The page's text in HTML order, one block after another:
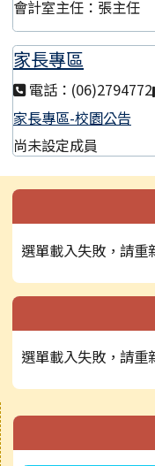
會計室主任：張主任
家長專區
電話：(06)2794772
家長專區-校園公告
尚未設定成員
左邊區域內容
選單載入失敗，請重
選單載入失敗，請重
右邊區域內容